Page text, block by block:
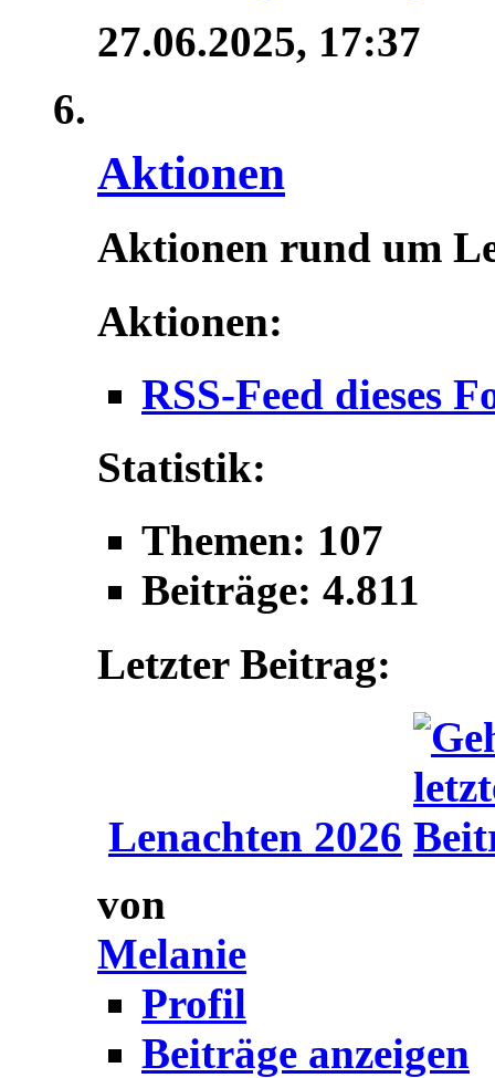
27.06.2025, 17:37
Aktionen
Aktionen rund um
Aktionen:
RSS-Feed dieses
Statistik:
Themen: 107
Beiträge: 4.811
Letzter Beitrag:
Lenachten 2026
von
Melanie
Profil
Beiträge anzeigen